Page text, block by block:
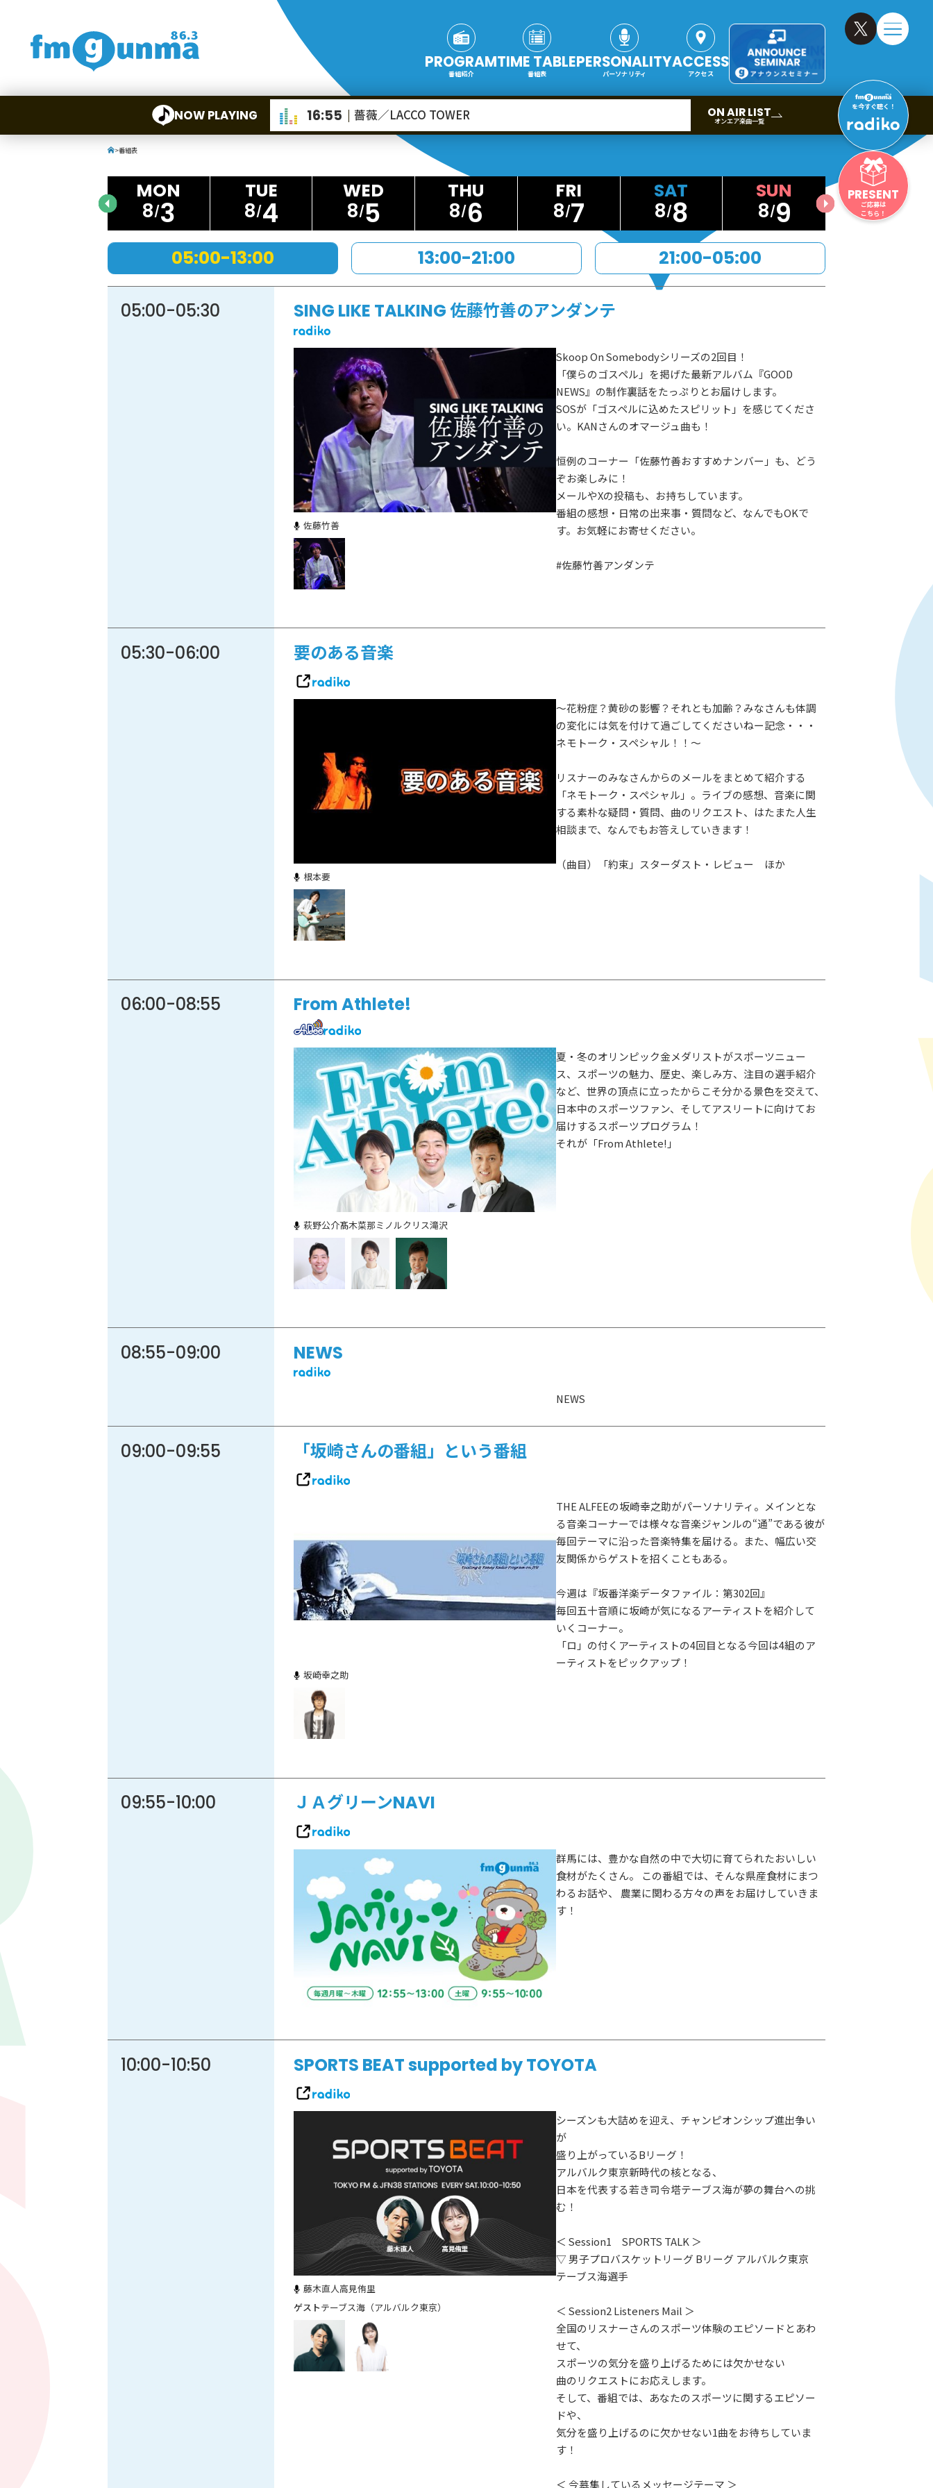
NOW PLAYING ON AIR LIST
オンエア楽曲一覧
16:55 薔薇／LACCO TOWER
PROGRAM
番組紹介
TIME TABLE
番組表
PERSONALITY
パーソナリティ
ACCESS
アクセス
POWER PLAYパワープレイ
ゲスト情報 G-Selection G-Selection
SPECIAL タイアップ企画 STAY TUNED!
ラジオ広告
後援情報
MHz
82.0MHz
77.8MHz
76.7MHz
88.0MHz
を今すぐ聴く！
PRESENT
ご応募は
こちら！
>番組表
8 3 8 4 8 5 8 6 8 7 8 8 8 9
05:00-13:00 13:00-21:00 21:00-05:00
05:00-05:30 SING LIKE TALKING 佐藤竹善のアンダンテ
佐藤竹善
Skoop On Somebodyシリーズの2回目！
「僕らのゴスペル」を掲げた最新アルバム『GOOD
NEWS』の制作裏話をたっぷりとお届けします。
SOSが「ゴスペルに込めたスピリット」を感じてくださ
い。KANさんのオマージュ曲も！
恒例のコーナー「佐藤竹善おすすめナンバー」も、どう
ぞお楽しみに！
メールやXの投稿も、お持ちしています。
番組の感想・日常の出来事・質問など、なんでもOKで
す。お気軽にお寄せください。
#佐藤竹善アンダンテ
05:30-06:00 要のある音楽
根本要
～花粉症？黄砂の影響？それとも加齢？みなさんも体調
の変化には気を付けて過ごしてくださいねー記念・・・
ネモトーク・スペシャル！！～
リスナーのみなさんからのメールをまとめて紹介する
「ネモトーク・スペシャル」。ライブの感想、音楽に関
する素朴な疑問・質問、曲のリクエスト、はたまた人生
相談まで、なんでもお答えしていきます！
（曲目）「約束」スターダスト・レビュー ほか
06:00-08:55 From Athlete!
萩野公介髙木菜那ミノルクリス滝沢
夏・冬のオリンピック金メダリストがスポーツニュー
ス、スポーツの魅力、歴史、楽しみ方、注目の選手紹介
など、世界の頂点に立ったからこそ分かる景色を交えて、
日本中のスポーツファン、そしてアスリートに向けてお
届けするスポーツプログラム！
それが「From Athlete!」
08:55-09:00 NEWS
NEWS
09:00-09:55 「坂崎さんの番組」という番組
坂崎幸之助
THE ALFEEの坂崎幸之助がパーソナリティ。メインとな
る音楽コーナーでは様々な音楽ジャンルの“通”である彼が
毎回テーマに沿った音楽特集を届ける。また、幅広い交
友関係からゲストを招くこともある。
今週は『坂番洋楽データファイル：第302回』
毎回五十音順に坂崎が気になるアーティストを紹介して
いくコーナー。
「ロ」の付くアーティストの4回目となる今回は4組のア
ーティストをピックアップ！
09:55-10:00 ＪＡグリーンNAVI
群馬には、豊かな自然の中で大切に育てられたおいしい
食材がたくさん。 この番組では、そんな県産食材にまつ
わるお話や、 農業に関わる方々の声をお届けしていきま
す！
10:00-10:50 SPORTS BEAT supported by TOYOTA
藤木直人高見侑里
テーブス海（アルバルク東京）
シーズンも大詰めを迎え、チャンピオンシップ進出争い
が
盛り上がっているBリーグ！
アルバルク東京新時代の核となる、
日本を代表する若き司令塔テーブス海が夢の舞台への挑
む！
＜ Session1 SPORTS TALK ＞
▽ 男子プロバスケットリーグ Bリーグ アルバルク東京
テーブス海選手
＜ Session2 Listeners Mail ＞
全国のリスナーさんのスポーツ体験のエピソードとあわ
せて、
スポーツの気分を盛り上げるためには欠かせない
曲のリクエストにお応えします。
そして、番組では、あなたのスポーツに関するエピソー
ドや、
気分を盛り上げるのに欠かせない1曲をお待ちしていま
す！
＜ 今募集しているメッセージテーマ ＞